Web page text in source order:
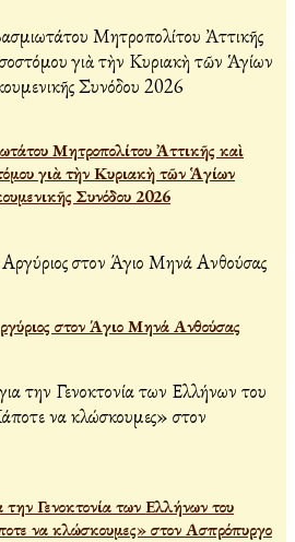
Μητροπολίτου Ἀττικῆς καὶ
γιὰ τὴν Κυριακὴ τῶν Ἁγίων
Συνόδου 2026
στον Άγιο Μηνά Ανθούσας
Γενοκτονία των Ελλήνων του
να κλώσκουμες» στον Ασπρόπυργο